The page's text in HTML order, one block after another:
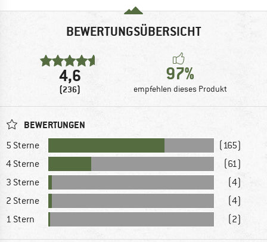
BEWERTUNGSÜBERSICHT
4,6
(236)
97%
empfehlen dieses Produkt
BEWERTUNGEN
5 Sterne
(165)
4 Sterne
(61)
3 Sterne
(4)
2 Sterne
(4)
1 Stern
(2)